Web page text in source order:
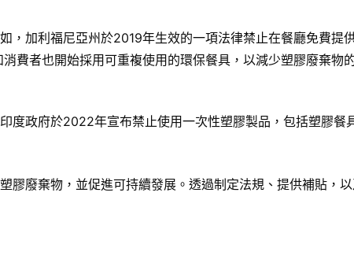
，加利福尼亞州於2019年生效的一項法律禁止在餐廳免費提
費者也開始採用可重複使用的環保餐具，以減少塑膠廢棄物
度政府於2022年宣布禁止使用一次性塑膠製品，包括塑膠餐
膠廢棄物，並促進可持續發展。透過制定法規、提供補貼，